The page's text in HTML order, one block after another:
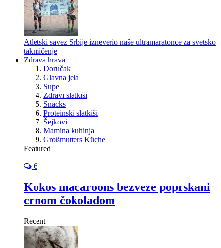
Atletski savez Srbije izneverio naše ultramaratonce za svetsko
takmičenje
Zdrava hrava
Doručak
Glavna jela
Supe
Zdravi slatkiši
Snacks
Proteinski slatkiši
Šejkovi
Mamina kuhinja
Großmutters Küche
Featured
6
Kokos macaroons bezveze poprskani
crnom čokoladom
Recent